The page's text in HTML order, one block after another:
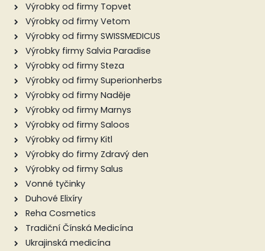
Výrobky od firmy Topvet
Výrobky od firmy Vetom
Výrobky od firmy SWISSMEDICUS
Výrobky firmy Salvia Paradise
Výrobky od firmy Steza
Výrobky od firmy Superionherbs
Výrobky od firmy Naděje
Výrobky od firmy Marnys
Výrobky od firmy Saloos
Výrobky od firmy Kitl
Výrobky do firmy Zdravý den
Výrobky od firmy Salus
Vonné tyčinky
Duhové Elixíry
Reha Cosmetics
Tradiční Čínská Medicína
Ukrajinská medicína